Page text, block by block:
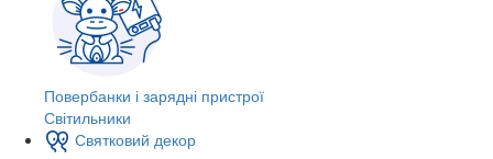
Повербанки і зарядні пристрої
Світильники
Святковий декор